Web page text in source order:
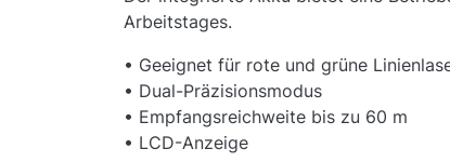
Arbeitstages.
• Geeignet für rote und grüne
• Dual-Präzisionsmodus
• Empfangsreichweite bis zu 60 m
• LCD-Anzeige